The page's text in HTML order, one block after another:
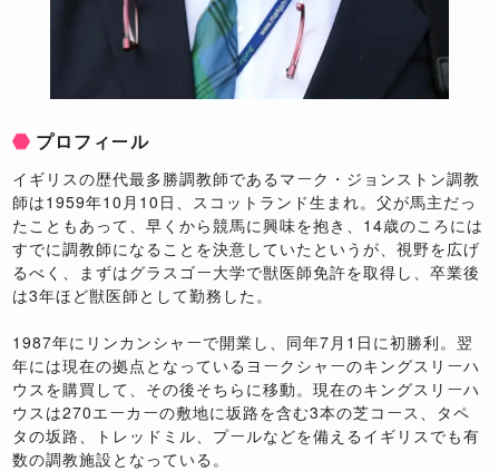
プロフィール
イギリスの歴代最多勝調教師であるマーク・ジョンストン調教
師は1959年10月10日、スコットランド生まれ。父が馬主だっ
たこともあって、早くから競馬に興味を抱き、14歳のころには
すでに調教師になることを決意していたというが、視野を広げ
るべく、まずはグラスゴー大学で獣医師免許を取得し、卒業後
は3年ほど獣医師として勤務した。
1987年にリンカンシャーで開業し、同年7月1日に初勝利。翌
年には現在の拠点となっているヨークシャーのキングスリーハ
ウスを購買して、その後そちらに移動。現在のキングスリーハ
ウスは270エーカーの敷地に坂路を含む3本の芝コース、タペ
タの坂路、トレッドミル、プールなどを備えるイギリスでも有
数の調教施設となっている。